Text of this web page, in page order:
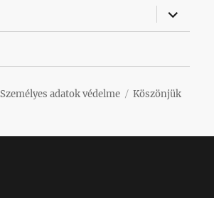
almenü
Személyes adatok védelme
Köszönjük